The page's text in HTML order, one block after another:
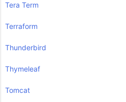
Tera Term
Terraform
Thunderbird
Thymeleaf
Tomcat